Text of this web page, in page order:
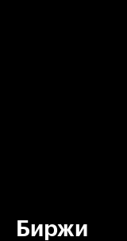
Биржи